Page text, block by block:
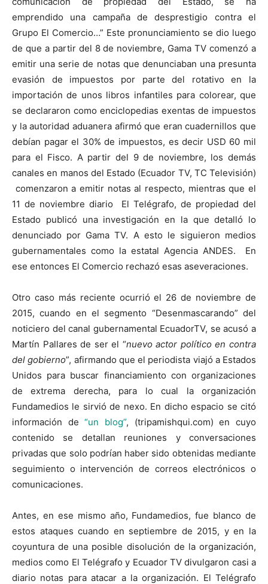
emprendido una campaña de desprestigio contra el
Grupo El Comercio…” Este pronunciamiento se dio luego
de que a partir del 8 de noviembre, Gama TV comenzó a
emitir una serie de notas que denunciaban una presunta
evasión de impuestos por parte del rotativo en la
importación de unos libros infantiles para colorear, que
se declararon como enciclopedias exentas de impuestos
y la autoridad aduanera afirmó que eran cuadernillos que
debían pagar el 30% de impuestos, es decir USD 60 mil
para el Fisco. A partir del 9 de noviembre, los demás
canales en manos del Estado (Ecuador TV, TC Televisión)
comenzaron a emitir notas al respecto, mientras que el
11 de noviembre diario El Telégrafo, de propiedad del
Estado publicó una investigación en la que detalló lo
denunciado por Gama TV. A esto le siguieron medios
gubernamentales como la estatal Agencia ANDES. En
ese entonces El Comercio rechazó esas aseveraciones.
Otro caso más reciente ocurrió el 26 de noviembre de
2015, cuando en el segmento “Desenmascarando” del
noticiero del canal gubernamental EcuadorTV, se acusó a
Martín Pallares de ser el “nuevo actor político en contra
del gobierno”, afirmando que el periodista viajó a Estados
Unidos para buscar financiamiento con organizaciones
de extrema derecha, para lo cual la organización
Fundamedios le sirvió de nexo. En dicho espacio se citó
información de“un blog”, (tripamishqui.com) en cuyo
contenido se detallan reuniones y conversaciones
privadas que solo podrían haber sido obtenidas mediante
seguimiento o intervención de correos electrónicos o
comunicaciones.
Antes, en ese mismo año, Fundamedios, fue blanco de
estos ataques cuando en septiembre de 2015, y en la
coyuntura de una posible disolución de la organización,
medios como El Telégrafo y Ecuador TV divulgaron casi a
diario notas para atacar a la organización. El Telégrafo